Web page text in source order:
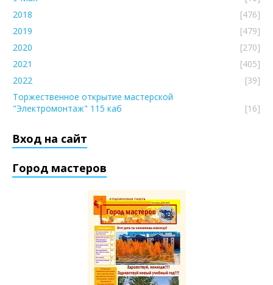
2018
[476]
2019
[479]
2020
[270]
2021
[405]
2022
[39]
Торжественное открытие мастерской
"Электромонтаж" 115 каб
[16]
Вход на сайт
Город мастеров